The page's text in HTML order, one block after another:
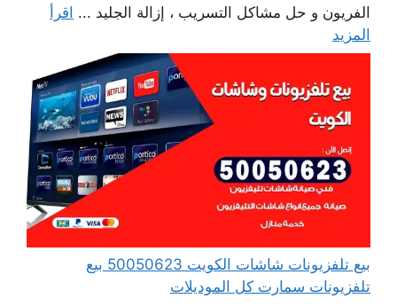
الفريون و حل مشاكل التسريب ، إزالة الجليد ... اقرأ
المزيد
بيع تلفزيونات شاشات الكويت 50050623 بيع
تلفزيونات سمارت كل الموديلات